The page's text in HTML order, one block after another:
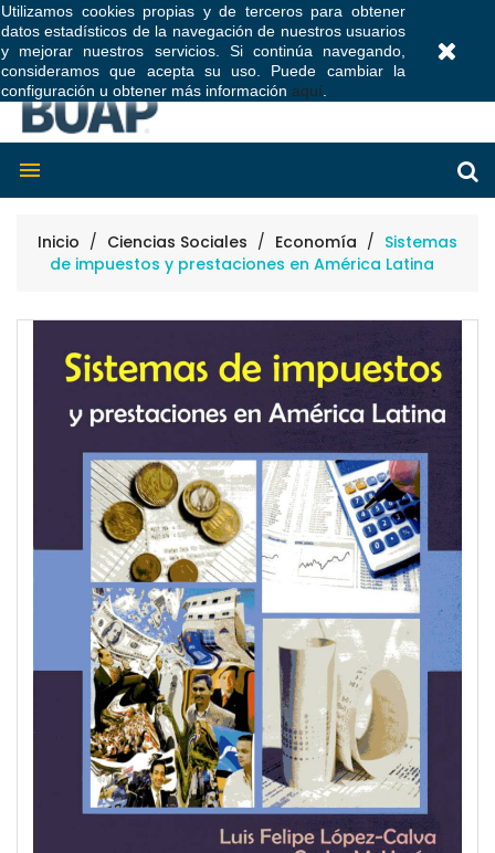
Utilizamos cookies propias y de terceros para obtener
datos estadísticos de la navegación de nuestros usuarios
y mejorar nuestros servicios. Si continúa navegando,
consideramos que acepta su uso. Puede cambiar la
configuración u obtener más información aquí

Inicio Ciencias Sociales Economía
Sistemas
de impuestos y prestaciones en América Latina